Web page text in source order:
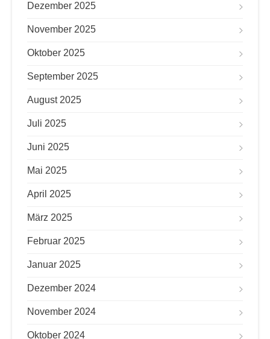
Dezember 2025
November 2025
Oktober 2025
September 2025
August 2025
Juli 2025
Juni 2025
Mai 2025
April 2025
März 2025
Februar 2025
Januar 2025
Dezember 2024
November 2024
Oktober 2024